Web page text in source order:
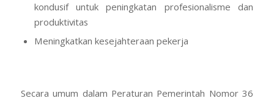
kondusif untuk peningkatan profesionalisme dan
produktivitas
Meningkatkan kesejahteraan pekerja
Secara umum dalam Peraturan Pemerintah Nomor 36